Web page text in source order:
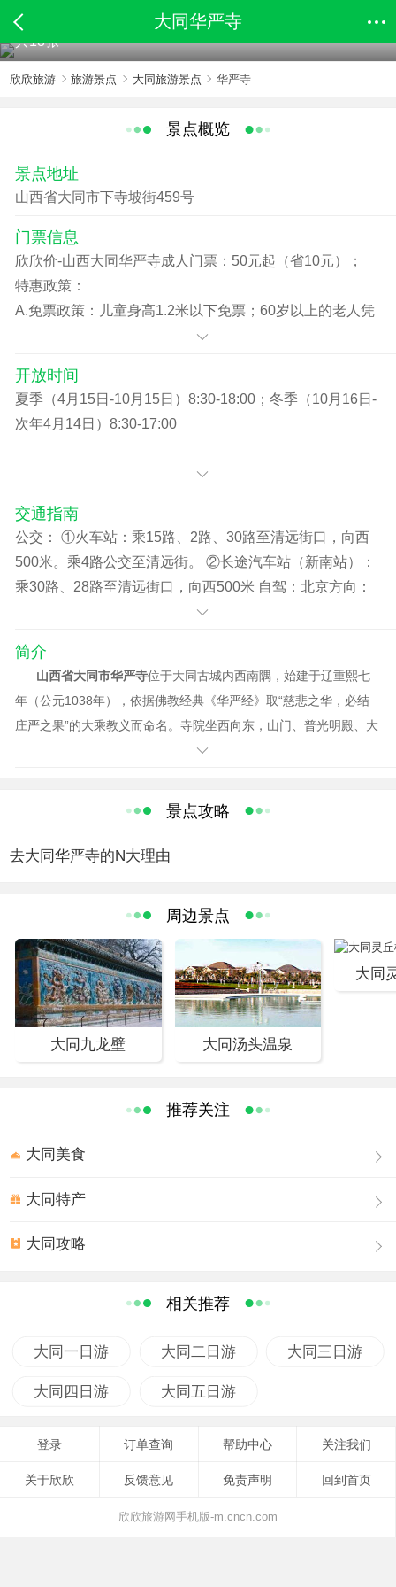
大同华严寺
共18张
欣欣旅游 旅游景点 大同旅游景点 华严寺
景点概览
景点地址
山西省大同市下寺坡街459号
门票信息
欣欣价-山西大同华严寺成人门票：50元起（省10元）；
特惠政策：
A.免票政策：儿童身高1.2米以下免票；60岁以上的老人凭
老年证免票；军官凭军官证免票。
区优惠票。
开放时间
夏季（4月15日-10月15日）8:30-18:00；冬季（10月16日-
次年4月14日）8:30-17:00
交通指南
公交： ①火车站：乘15路、2路、30路至清远街口，向西
500米。乘4路公交至清远街。 ②长途汽车站（新南站）：
乘30路、28路至清远街口，向西500米 自驾：北京方向：
①沿德胜门外大街行驶1.8公里，直行进入G6 ②沿G6行驶
大高速公路 ④沿宣大高速公路行驶143.9公里，直行进入京
大高速公路 ⑤沿京大高速公路行驶11.8公里，从大同县出
口离开
简介
山西省大同市华严寺位于大同古城内西南隅，始建于辽重熙七
年（公元1038年），依据佛教经典《华严经》取“慈悲之华，必结
庄严之果”的大乘教义而命名。寺院坐西向东，山门、普光明殿、大
雄宝殿、薄伽教藏殿、华严宝塔等30余座单体建筑分别排列在南北
刹华严寺，是历史之珍品，是文物之精华，更是中华文化之结晶，
它将继续以其珍贵的历史价值和独特的艺术魅力流传百世。
大雄宝殿始建于辽清宁八年（公元1062年）,是我国现存辽金时期最
大的佛殿；薄伽教藏殿建于辽重熙七年（公元1038年），面阔五
间，殿内依墙排列重楼式小木作藏经阁38间及“天宫楼阁”五间，巧
夺天工，玲珑之致，被著名建筑学家梁思成先生誉为“海内孤品”。
大同华严寺大殿中央佛坛上供奉的29尊辽代泥塑堪称辽塑精
品，尤以合掌露齿菩萨为最，惟妙惟肖，史学家郑振铎先生赞其
500平方米的千佛地宫，采用100吨纯铜打造而成，内供佛祖舍利及
千尊佛像，金碧辉煌，全国惟一，是传统与现实完美结合的典范之
景点攻略
去大同华严寺的N大理由
周边景点
大同九龙壁 大同汤头温泉
大同
推荐关注
大同美食
大同特产
大同攻略
相关推荐
大同一日游 大同二日游 大同三日游
大同四日游 大同五日游
登录 订单查询 帮助中心 关注我们
关于欣欣 反馈意见 免责声明 回到首页
欣欣旅游网手机版-m.cncn.com